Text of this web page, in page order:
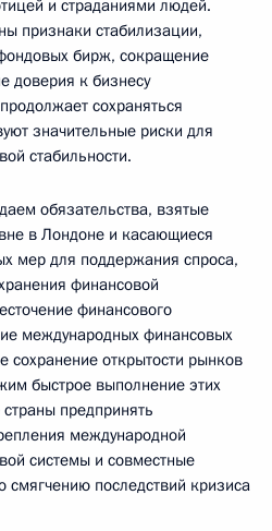
и страданиями людей.
признаки стабилизации,
бирж, сокращение
доверия к бизнесу
сохраняться
значительные риски для
стабильности.
обязательства, взятые
в Лондоне и касающиеся
мер для поддержания спроса,
финансовой
финансового
международных финансовых
открытости рынков
быстрое выполнение этих
предпринять
международной
системы и совместные
смягчению последствий кризиса